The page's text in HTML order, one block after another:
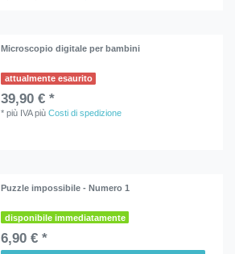
Microscopio digitale per bambini
attualmente esaurito
39,90 € *
*più IVApiùCosti di spedizione
Puzzle impossibile - Numero 1
disponibile immediatamente
6,90 € *